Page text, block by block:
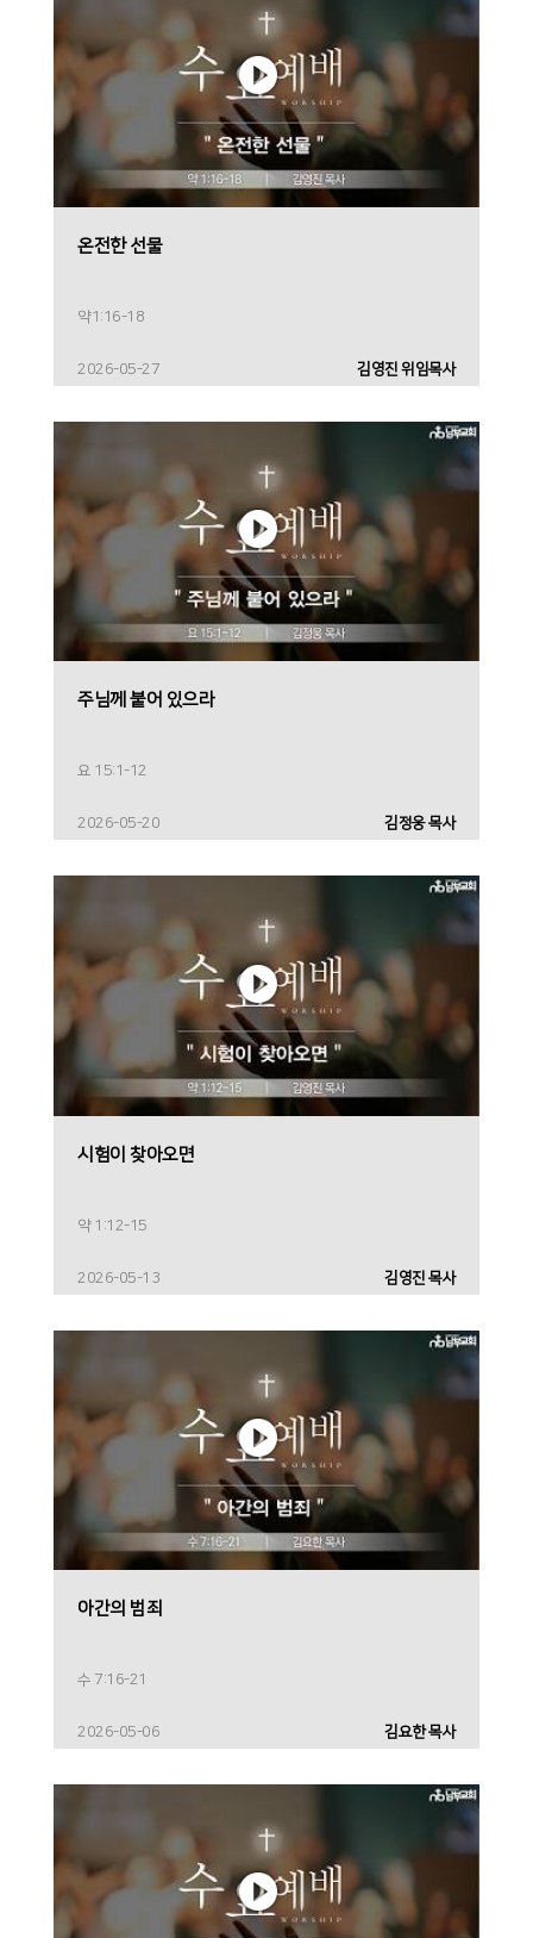
온전한 선물
약1:16-18
2026-05-27 김영진 위임목사
주님께 붙어 있으라
요 15:1-12
2026-05-20 김정웅 목사
시험이 찾아오면
약 1:12-15
2026-05-13 김영진 목사
아간의 범죄
수 7:16-21
2026-05-06 김요한 목사